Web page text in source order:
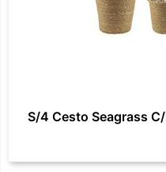
S/4 Cesto Seagrass